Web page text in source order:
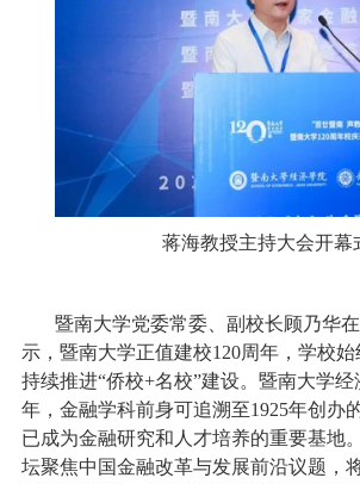
蒋海教授主持大会开幕
暨南大学党委常委、副校长顾乃华
示，暨南大学正值建校120周年，学校始
持续推进“侨校+名校”建设。暨南大学经
年，金融学科前身可追溯至1925年创办
已成为金融研究和人才培养的重要基地
坛聚焦中国金融改革与发展前沿议题，